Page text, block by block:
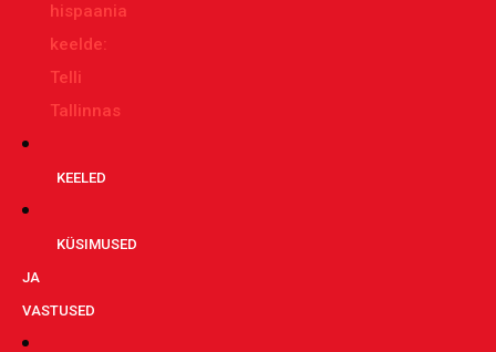
hispaania
keelde:
Telli
Tallinnas
KEELED
KÜSIMUSED
JA
VASTUSED